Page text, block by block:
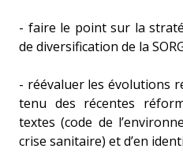
- faire le point sur la
de diversification de la
- réévaluer les évolutions
tenu des récentes
textes (code de
crise sanitaire) et d’en